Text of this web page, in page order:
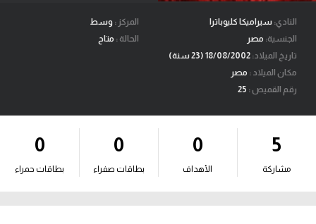
فانتازي في الجول
مسابقة التوقعات
فيديوهات
آراء حرة
ركن الألعاب
النادي: سيراميكا كليوباترا
الجنسية: مصر
تاريخ الميلاد:
مكان الميلاد : مصر
رقم القميص :
المركز : وسط
الحالة : متاح
5
مشاركة
0
الأهداف
0
بطاقات صفراء
0
بطاقات حمراء